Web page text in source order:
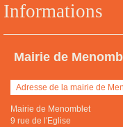
Informations
Mairie de
Adresse de la mairie de
Mairie de Menomblet
9 rue de l'Eglise